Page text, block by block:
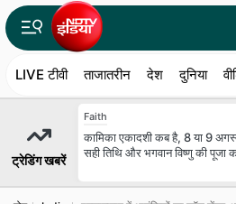
LIVE टीवी ताजातरीन देश दुनिया
ट्रेडिंग खबरें
Faith
कामिका एकादशी कब है, 8 या 9
सही तिथि और भगवान विष्णु की पूजा